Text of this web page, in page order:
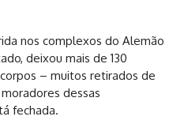
nos complexos do Alemão
deixou mais de 130
– muitos retirados de
dessas
fechada.